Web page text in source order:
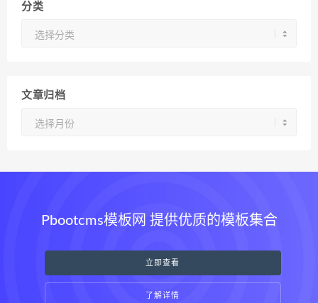
分类
文章归档
Pbootcms模板网 提供优质的模板集合
立即查看
了解详情